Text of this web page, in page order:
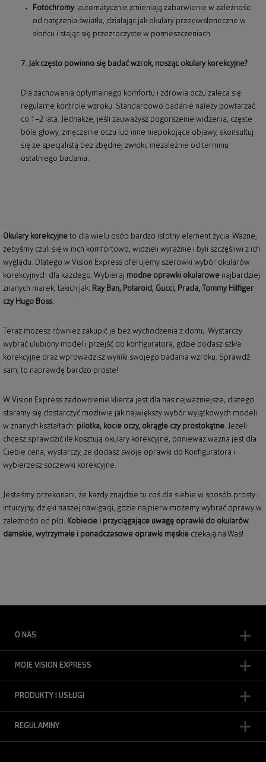
Fotochromy: automatycznie zmieniają zabarwienie w zależności
od natężenia światła, działając jak okulary przeciwsłoneczne w
słońcu i stając się przezroczyste w pomieszczeniach.
7. Jak często powinno się badać wzrok, nosząc okulary korekcyjne?
Dla zachowania optymalnego komfortu i zdrowia oczu zaleca się
regularne kontrole wzroku. Standardowo badanie należy powtarzać
co 1–2 lata. Jednakże, jeśli zauważysz pogorszenie widzenia, częste
bóle głowy, zmęczenie oczu lub inne niepokojące objawy, skonsultuj
się ze specjalistą bez zbędnej zwłoki, niezależnie od terminu
ostatniego badania.
Okulary korekcyjne to dla wielu osób bardzo istotny element życia. Ważne,
żebyśmy czuli się w nich komfortowo, widzieli wyraźnie i byli szczęśliwi z ich
wyglądu. Dlatego w Vision Express oferujemy szerowki wybór okularów
korekcyjnych dla każdego. Wybieraj modne oprawki okularowe najbardziej
znanych marek, takich jak: Ray Ban, Polaroid , Gucci, Prada, Tommy Hilfiger
czy Hugo Boss.
Teraz możesz również zakupić je bez wychodzenia z domu. Wystarczy
wybrać ulubiony model i przejść do konfiguratora, gdzie dodasz szkła
korekcyjne oraz wprowadzisz wyniki swojego badania wzroku. Sprawdź
sam, to naprawdę bardzo proste!
W Vision Express zadowolenie klienta jest dla nas najważniejsze, dlatego
staramy się dostarczyć możliwie jak największy wybór wyjątkowych modeli
w znanych kształtach: pilotka, kocie oczy, okrągłe czy prostokątne. Jeżeli
chcesz sprawdzić ile kosztują okulary korekcyjne, ponieważ ważna jest dla
Ciebie cena, wystarczy, że dodasz swoje oprawki do Konfiguratora i
wybierzesz soczewki korekcyjne.
Jesteśmy przekonani, że każdy znajdzie tu coś dla siebie w sposób prosty i
intuicyjny, dzięki naszej nawigacji, gdzie najpierw możemy wybrać oprawy w
zależności od płci. Kobiecie i przyciągające uwagę oprawki do okularów
damskie, wytrzymałe i ponadczasowe oprawki męskie czekają na Was!
O NAS
MOJE VISION EXPRESS
PRODUKTY I USŁUGI
REGULAMINY